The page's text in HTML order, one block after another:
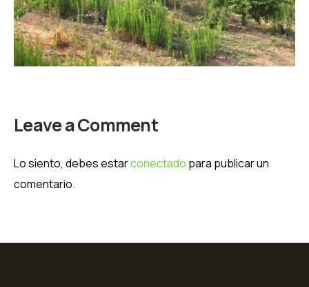
Leave a Comment
Lo siento, debes estarconectado para publicar un
comentario.